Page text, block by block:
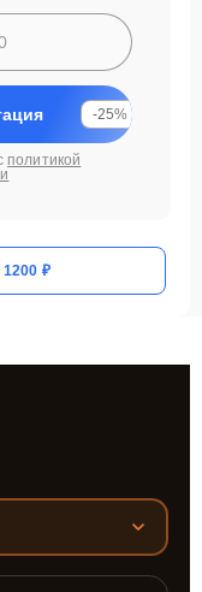
-25%
политикой
1200 ₽